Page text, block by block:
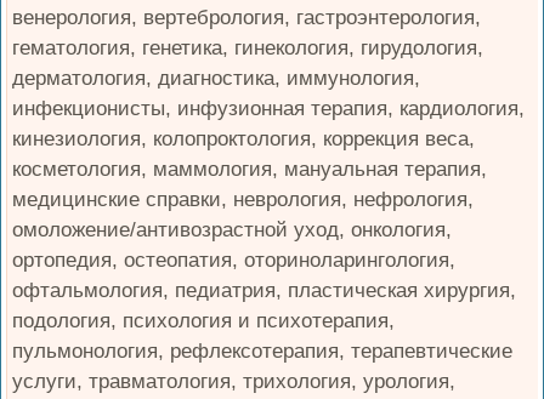
венерология, вертебрология, гастроэнтерология,
гематология, генетика, гинекология, гирудология,
дерматология, диагностика, иммунология,
инфекционисты, инфузионная терапия, кардиология,
кинезиология, колопроктология, коррекция веса,
косметология, маммология, мануальная терапия,
медицинские справки, неврология, нефрология,
омоложение/антивозрастной уход, онкология,
ортопедия, остеопатия, оториноларингология,
офтальмология, педиатрия, пластическая хирургия,
подология, психология и психотерапия,
пульмонология, рефлексотерапия, терапевтические
услуги, травматология, трихология, урология,